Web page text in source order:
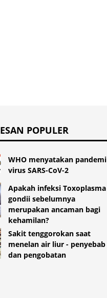
POPULER
WHO menyatakan pandemi
virus SARS-CoV-2
Apakah infeksi Toxoplasma
gondii sebelumnya
merupakan ancaman bagi
kehamilan?
Sakit tenggorokan saat
menelan air liur - penyebab
dan pengobatan